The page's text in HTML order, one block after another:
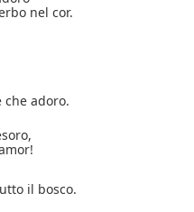
nel cor.
che adoro.
il bosco.